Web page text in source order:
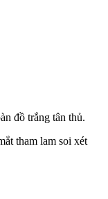
đồ trắng tân thủ.
tham lam soi xét